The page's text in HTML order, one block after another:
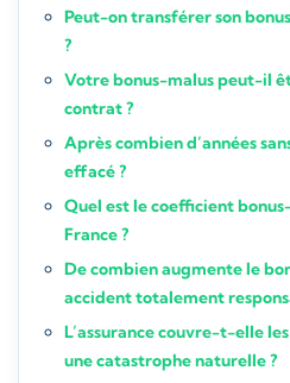
Peut-on transférer son
?
Votre bonus-malus peut-il
contrat ?
Après combien d’années
effacé ?
Quel est le coefficient
France ?
De combien augmente le
accident totalement
L’assurance couvre-t-elle
une catastrophe naturelle ?